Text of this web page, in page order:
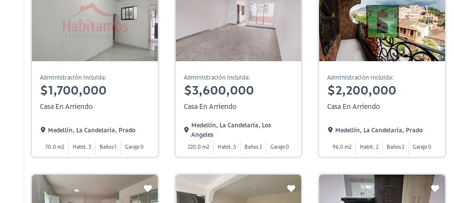
Administración incluida:
$1,700,000
Casa En Arriendo
Medellín, La Candelaria, Prado
70.0 m2 Habit. 3 Baños 1 Garaje 0
Administración incluida:
$3,600,000
Casa En Arriendo
Medellín, La Candelaria, Los
Angeles
220.0 m2 Habit. 5 Baños 2 Garaje 0
Administración incluida:
$2,200,000
Casa En Arriendo
Medellín, La Candelaria, Prado
96.0 m2 Habit. 2 Baños 2 Garaje 0